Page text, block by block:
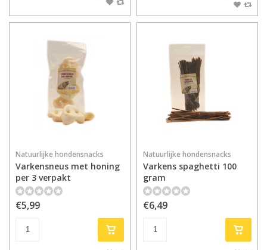
Natuurlijke hondensnacks
Varkensneus met honing
per 3 verpakt
€5,99
Natuurlijke hondensnacks
Varkens spaghetti 100
gram
€6,49